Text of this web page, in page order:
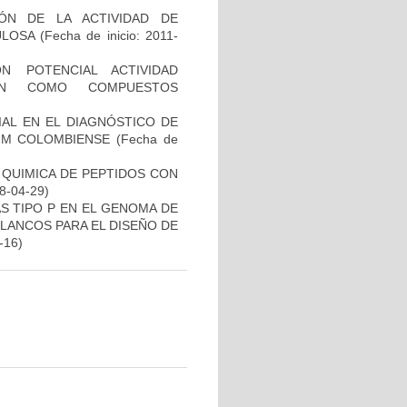
DE LA ACTIVIDAD DE
(Fecha de inicio: 2011-
POTENCIAL ACTIVIDAD
COMO COMPUESTOS
EN EL DIAGNÓSTICO DE
COLOMBIENSE (Fecha de
DE PEPTIDOS CON
04-29)
TIPO P EN EL GENOMA DE
PARA EL DISEÑO DE
16)